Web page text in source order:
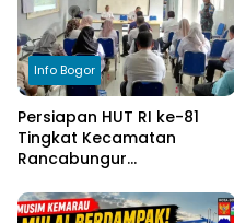
Info Bogor
Persiapan HUT RI ke-81
Tingkat Kecamatan
Rancabungur
Cimulang, Libatkan Seluruh